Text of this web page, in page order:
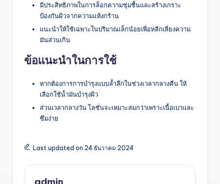
มีประสิทธิภาพในการล็อกความชุ่มชื้นและสร้างเกราะ
ป้องกันผิวจากความแห้งกร้าน
แนะนำให้ใช้เฉพาะในปริมาณเล็กน้อยเพื่อหลีกเลี่ยงความ
มันส่วนเกิน
ข้อแนะนำในการใช้
หากต้องการการบำรุงแบบล้ำลึกในช่วงเวลากลางคืน ให้
เลือกใช้น้ำมันบำรุงผิว
ส่วนเวลากลางวัน โลชั่นจะเหมาะสมกว่าเพราะเนื้อเบาและ
ซึมง่าย
Last updated on 24 ธันวาคม 2024
admin